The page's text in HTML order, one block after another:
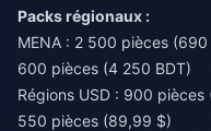
Packs régionaux :
MENA : 2 500 pièces
600 pièces (4 250 BDT)
Régions USD : 900
550 pièces (89,99 $)